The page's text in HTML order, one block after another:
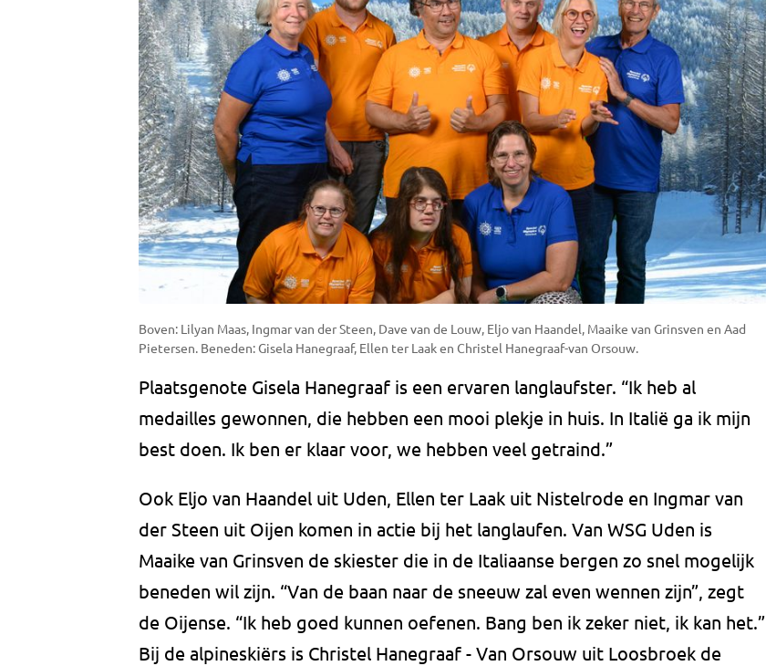
Boven: Lilyan Maas, Ingmar van der Steen, Dave van de Louw, Eljo van Haandel, Maaike van Grinsven en Aad
Pietersen. Beneden: Gisela Hanegraaf, Ellen ter Laak en Christel Hanegraaf-van Orsouw.
Plaatsgenote Gisela Hanegraaf is een ervaren langlaufster. “Ik heb al
medailles gewonnen, die hebben een mooi plekje in huis. In Italië ga ik mijn
best doen. Ik ben er klaar voor, we hebben veel getraind.”
Ook Eljo van Haandel uit Uden, Ellen ter Laak uit Nistelrode en Ingmar van
der Steen uit Oijen komen in actie bij het langlaufen. Van WSG Uden is
Maaike van Grinsven de skiester die in de Italiaanse bergen zo snel mogelijk
beneden wil zijn. “Van de baan naar de sneeuw zal even wennen zijn”, zegt
de Oijense. “Ik heb goed kunnen oefenen. Bang ben ik zeker niet, ik kan het.”
Bij de alpineskiërs is Christel Hanegraaf - Van Orsouw uit Loosbroek de